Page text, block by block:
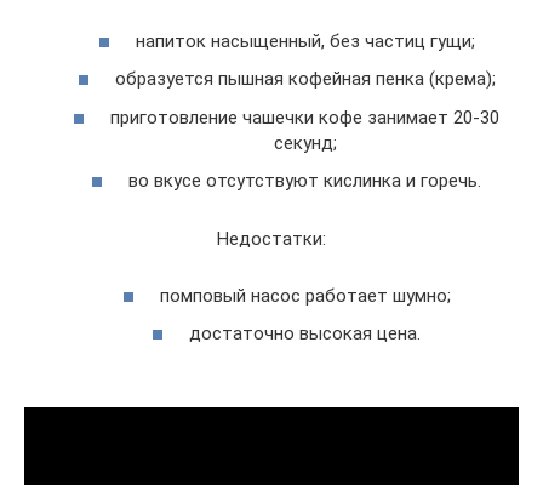
напиток насыщенный, без частиц гущи;
образуется пышная кофейная пенка (крема);
приготовление чашечки кофе занимает 20-30
секунд;
во вкусе отсутствуют кислинка и горечь.
Недостатки:
помповый насос работает шумно;
достаточно высокая цена.